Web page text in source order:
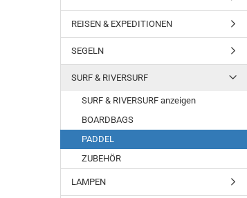
REISEN & EXPEDITIONEN
SEGELN
SURF & RIVERSURF
SURF & RIVERSURF anzeigen
BOARDBAGS
PADDEL
ZUBEHÖR
LAMPEN